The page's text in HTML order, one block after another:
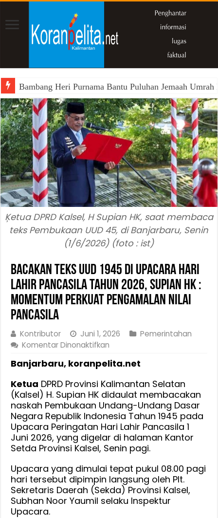
Bambang Heri Purnama Bantu Puluhan Jemaah
Ķetua DPRD Kalsel, H Supian HK, saat membaca
teks Pembukaan UUD 45, di Banjarbaru, Senin
(1/6/2026) (foto : ist)
Bacakan Teks UUD 1945 di Upacara Hari
Lahir Pancasila Tahun 2026, Supian HK :
Momentum Perkuat Pengamalan Nilai
Pancasila
Kontributor Juni 1, 2026
Pemerintahan
Komentar Dinonaktifkan
Teks
1945
di
Upacara
Hari
Lahir
Pancasila
Tahun
2026,
Supian
HK
:
Banjarbaru, koranpelita.net
Ketua DPRD Provinsi Kalimantan Selatan
(Kalsel) H. Supian HK didaulat membacakan
naskah Pembukaan Undang-Undang Dasar
Negara Republik Indonesia Tahun 1945 pada
Upacara Peringatan Hari Lahir Pancasila 1
Juni 2026, yang digelar di halaman Kantor
Setda Provinsi Kalsel, Senin pagi.
Upacara yang dimulai tepat pukul 08.00 pagi
hari tersebut dipimpin langsung oleh Plt.
Sekretaris Daerah (Sekda) Provinsi Kalsel,
Subhan Noor Yaumil selaku Inspektur
Upacara.